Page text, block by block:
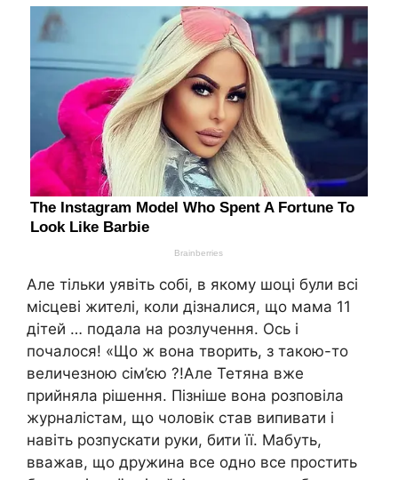
Але тільки уявіть собі, в якому шоці були всі
місцеві жителі, коли дізналися, що мама 11
дітей … подала на розлучення. Ось і
почалося! «Що ж вона творить, з такою-то
величезною сім’єю ?!Але Тетяна вже
прийняла рішення. Пізніше вона розповіла
журналістам, що чоловік став випивати і
навіть розпускати руки, бити її. Мабуть,
вважав, що дружина все одно все простить